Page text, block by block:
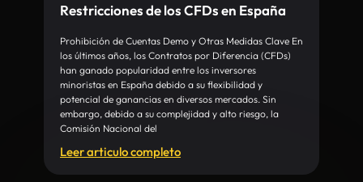
Restricciones de los CFDs en España
Prohibición de Cuentas Demo y Otras Medidas Clave En
los últimos años, los Contratos por Diferencia (CFDs)
han ganado popularidad entre los inversores
minoristas en España debido a su flexibilidad y
potencial de ganancias en diversos mercados. Sin
embargo, debido a su complejidad y alto riesgo, la
Comisión Nacional del
Leer articulo completo